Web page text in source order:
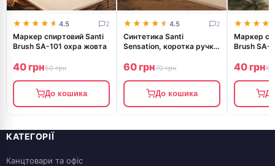
★★★★★
★★★★★ 4.5 2
Маркер спиртовий Santi
Brush SA-101 охра жовта
40 грн50 грн
До кошика
★★★★★
★★★★★ 4.5 2
Синтетика Santi
Sensation, коротка ручка
60 грн70 грн
До кошика
Маркер
Brush SA-
40 грн56
КАТЕГОРІЇ
Канцтовари та офіс